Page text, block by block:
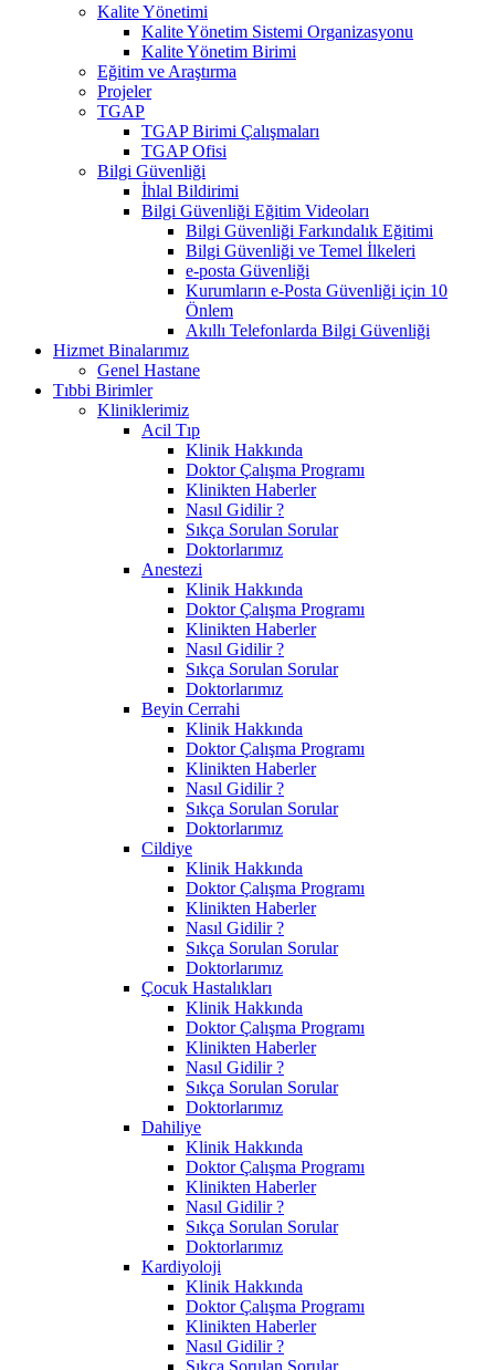
Kalite Yönetimi
Kalite Yönetim Sistemi Organizasyonu
Kalite Yönetim Birimi
Eğitim ve Araştırma
Projeler
TGAP
TGAP Birimi Çalışmaları
TGAP Ofisi
Bilgi Güvenliği
İhlal Bildirimi
Bilgi Güvenliği Eğitim Videoları
Bilgi Güvenliği Farkındalık Eğitimi
Bilgi Güvenliği ve Temel İlkeleri
e-posta Güvenliği
Kurumların e-Posta Güvenliği için 10
Önlem
Akıllı Telefonlarda Bilgi Güvenliği
Hizmet Binalarımız
Genel Hastane
Tıbbi Birimler
Kliniklerimiz
Acil Tıp
Klinik Hakkında
Doktor Çalışma Programı
Klinikten Haberler
Nasıl Gidilir ?
Sıkça Sorulan Sorular
Doktorlarımız
Anestezi
Klinik Hakkında
Doktor Çalışma Programı
Klinikten Haberler
Nasıl Gidilir ?
Sıkça Sorulan Sorular
Doktorlarımız
Beyin Cerrahi
Klinik Hakkında
Doktor Çalışma Programı
Klinikten Haberler
Nasıl Gidilir ?
Sıkça Sorulan Sorular
Doktorlarımız
Cildiye
Klinik Hakkında
Doktor Çalışma Programı
Klinikten Haberler
Nasıl Gidilir ?
Sıkça Sorulan Sorular
Doktorlarımız
Çocuk Hastalıkları
Klinik Hakkında
Doktor Çalışma Programı
Klinikten Haberler
Nasıl Gidilir ?
Sıkça Sorulan Sorular
Doktorlarımız
Dahiliye
Klinik Hakkında
Doktor Çalışma Programı
Klinikten Haberler
Nasıl Gidilir ?
Sıkça Sorulan Sorular
Doktorlarımız
Kardiyoloji
Klinik Hakkında
Doktor Çalışma Programı
Klinikten Haberler
Nasıl Gidilir ?
Sıkça Sorulan Sorular